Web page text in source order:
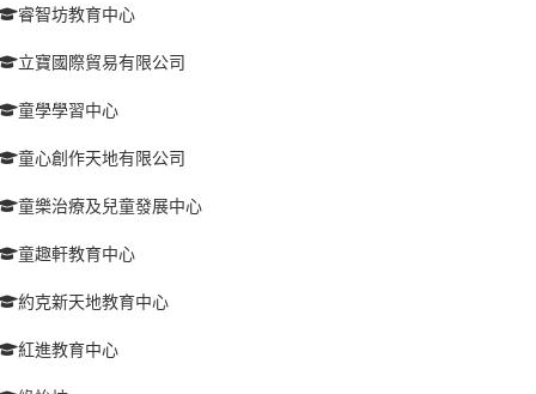
睿智坊教育中心
立寶國際貿易有限公司
童學學習中心
童心創作天地有限公司
童樂治療及兒童發展中心
童趣軒教育中心
約克新天地教育中心
紅進教育中心